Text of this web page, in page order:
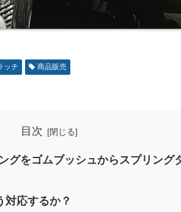
ッチ 商品販売
目次
グをゴムブッシュからスプリング
対応するか？